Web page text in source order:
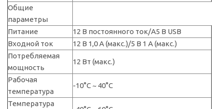
Общие
параметры
Питание
12 В постоянного ток/А5 В USB
Входной ток
12 В 1,0 А (макс.)/5 В 1 А (макс.)
Потребляемая
мощность
12 Вт (макс.)
Рабочая
температура
-10°C ~ 40°C
Температура